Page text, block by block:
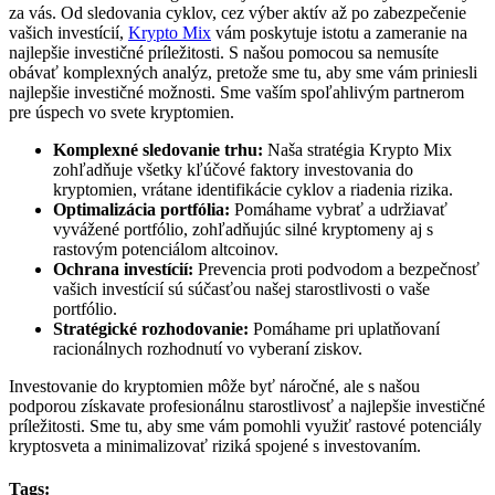
za vás. Od sledovania cyklov, cez výber aktív až po zabezpečenie
vašich investícií, Krypto Mix vám poskytuje istotu a zameranie na
najlepšie investičné príležitosti. S našou pomocou sa nemusíte
obávať komplexných analýz, pretože sme tu, aby sme vám priniesli
najlepšie investičné možnosti. Sme vaším spoľahlivým partnerom
pre úspech vo svete kryptomien.
Komplexné sledovanie trhu: Naša stratégia Krypto Mix
zohľadňuje všetky kľúčové faktory investovania do
kryptomien, vrátane identifikácie cyklov a riadenia rizika.
Optimalizácia portfólia: Pomáhame vybrať a udržiavať
vyvážené portfólio, zohľadňujúc silné kryptomeny aj s
rastovým potenciálom altcoinov.
Ochrana investícií: Prevencia proti podvodom a bezpečnosť
vašich investícií sú súčasťou našej starostlivosti o vaše
portfólio.
Stratégické rozhodovanie: Pomáhame pri uplatňovaní
racionálnych rozhodnutí vo vyberaní ziskov.
Investovanie do kryptomien môže byť náročné, ale s našou
podporou získavate profesionálnu starostlivosť a najlepšie investičné
príležitosti. Sme tu, aby sme vám pomohli využiť rastové potenciály
kryptosveta a minimalizovať riziká spojené s investovaním.
Tags: